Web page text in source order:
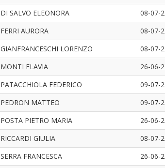
DI SALVO ELEONORA 08-07-
FERRI AURORA 08-07-
GIANFRANCESCHI LORENZO 08-07-
MONTI FLAVIA 26-06-
PATACCHIOLA FEDERICO 09-07-
PEDRON MATTEO 09-07-
POSTA PIETRO MARIA 26-06-
RICCARDI GIULIA 08-07-
SERRA FRANCESCA 26-06-